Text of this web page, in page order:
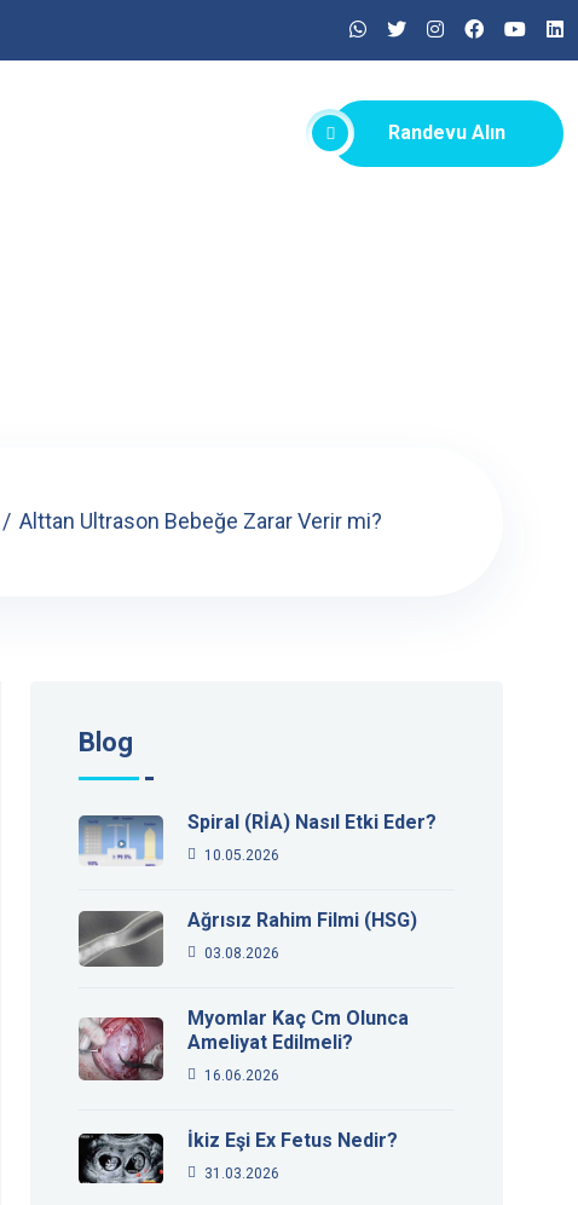
Randevu Alın
Alttan Ultrason Bebeğe Zarar Verir mi?
Blog
Spiral (RİA) Nasıl Etki Eder?
10.05.2026
Ağrısız Rahim Filmi (HSG)
03.08.2026
Myomlar Kaç Cm Olunca
Ameliyat Edilmeli?
16.06.2026
İkiz Eşi Ex Fetus Nedir?
31.03.2026